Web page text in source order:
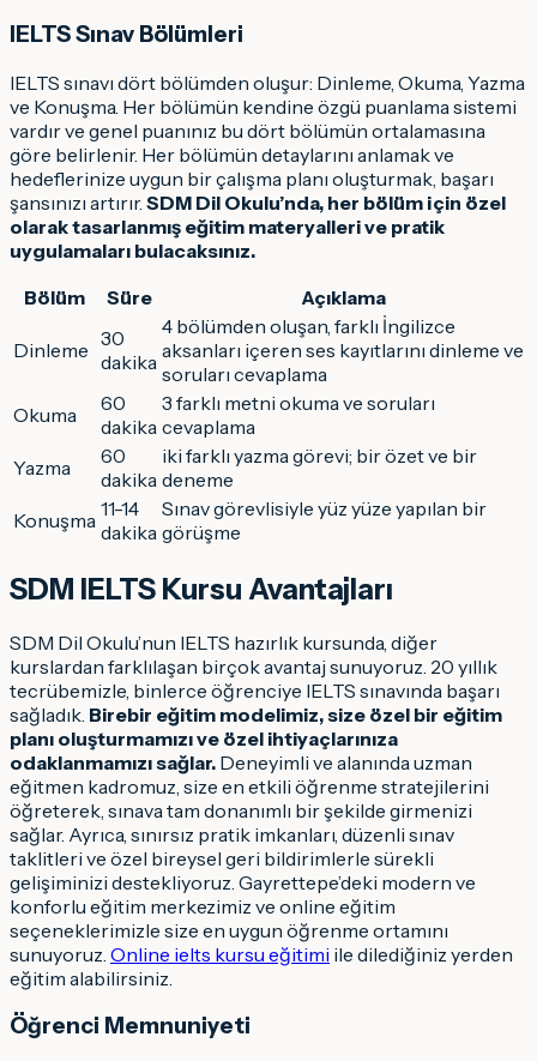
IELTS Sınav Bölümleri
IELTS sınavı dört bölümden oluşur: Dinleme, Okuma, Yazma
ve Konuşma. Her bölümün kendine özgü puanlama sistemi
vardır ve genel puanınız bu dört bölümün ortalamasına
göre belirlenir. Her bölümün detaylarını anlamak ve
hedeflerinize uygun bir çalışma planı oluşturmak, başarı
şansınızı artırır. SDM Dil Okulu’nda, her bölüm için özel
olarak tasarlanmış eğitim materyalleri ve pratik
uygulamaları bulacaksınız.
Bölüm
Süre Açıklama
Dinleme 30
dakika
4 bölümden oluşan, farklı İngilizce
aksanları içeren ses kayıtlarını dinleme ve
soruları cevaplama
Okuma
60
dakika
3 farklı metni okuma ve soruları
cevaplama
Yazma
60
dakika
iki farklı yazma görevi; bir özet ve bir
deneme
Konuşma 11-14
dakika
Sınav görevlisiyle yüz yüze yapılan bir
görüşme
SDM IELTS Kursu Avantajları
SDM Dil Okulu’nun IELTS hazırlık kursunda, diğer
kurslardan farklılaşan birçok avantaj sunuyoruz. 20 yıllık
tecrübemizle, binlerce öğrenciye IELTS sınavında başarı
sağladık. Birebir eğitim modelimiz, size özel bir eğitim
planı oluşturmamızı ve özel ihtiyaçlarınıza
odaklanmamızı sağlar. Deneyimli ve alanında uzman
eğitmen kadromuz, size en etkili öğrenme stratejilerini
öğreterek, sınava tam donanımlı bir şekilde girmenizi
sağlar. Ayrıca, sınırsız pratik imkanları, düzenli sınav
taklitleri ve özel bireysel geri bildirimlerle sürekli
gelişiminizi destekliyoruz. Gayrettepe’deki modern ve
konforlu eğitim merkezimiz ve online eğitim
seçeneklerimizle size en uygun öğrenme ortamını
sunuyoruz. Online ielts kursu eğitimi ile dilediğiniz yerden
eğitim alabilirsiniz.
Öğrenci Memnuniyeti